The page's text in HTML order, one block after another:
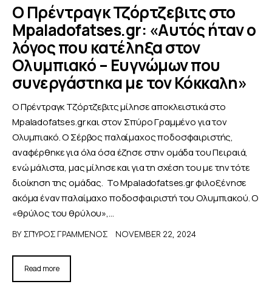
Ο Πρέντραγκ Τζόρτζεβιτς στο
Mpaladofatses.gr: «Αυτός ήταν ο
λόγος που κατέληξα στον
Ολυμπιακό – Ευγνώμων που
συνεργάστηκα με τον Κόκκαλη»
Ο Πρέντραγκ Τζόρτζεβιτς μίλησε αποκλειστικά στο
Mpaladofatses.gr και στον Σπύρο Γραμμένο για τον
Ολυμπιακό. Ο Σέρβος παλαίμαχος ποδοσφαιριστής,
αναφέρθηκε για όλα όσα έζησε στην ομάδα του Πειραιά,
ενώ μάλιστα, μας μίλησε και για τη σχέση του με την τότε
διοίκηση της ομάδας. Το Mpaladofatses.gr φιλοξένησε
ακόμα έναν παλαίμαχο ποδοσφαιριστή του Ολυμπιακού. Ο
«θρύλος του θρύλου»,…
BY ΣΠΎΡΟΣ ΓΡΑΜΜΈΝΟΣ NOVEMBER 22, 2024
Read more